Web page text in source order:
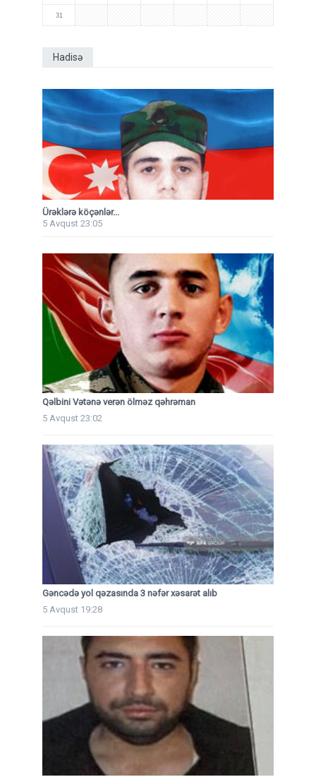
31
Hadisə
Ürəklərə köçənlər...
5 Avqust 23:05
Qəlbini Vətənə verən ölməz qəhrəman
5 Avqust 23:02
Gəncədə yol qəzasında 3 nəfər xəsarət alıb
5 Avqust 19:28